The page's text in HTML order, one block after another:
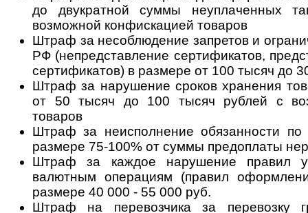
до двукратной суммы неуплаченных
возможной конфискацией товаров
Штраф за несоблюдение запретов и
РФ (непредставление сертификатов,
сертификатов) в размере от 100 тысяч до
Штраф за нарушение сроков хранения
от 50 тысяч до 100 тысяч рублей с
товаров
Штраф за неисполнение обязанности
размере 75-100% от суммы предоплаты
Штраф за каждое нарушение правил
валютным операциям (правил
размере 40 000 - 55 000 руб.
Штраф на перевозчика за перевозку